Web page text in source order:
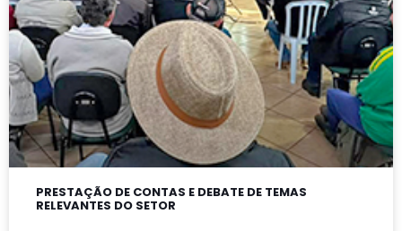
PRESTAÇÃO DE CONTAS E DEBATE DE TEMAS
RELEVANTES DO SETOR